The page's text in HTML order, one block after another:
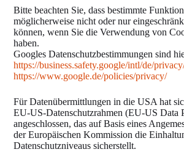
Bitte beachten Sie, dass bestimmte
möglicherweise nicht oder nur
können, wenn Sie die Verwendung von
haben.
Googles Datenschutzbestimmungen sind
https://business.safety.google/intl/de/privacy
https://www.google.de/policies/privacy/
Für Datenübermittlungen in die USA hat
EU-US-Datenschutzrahmen (EU-US Data
angeschlossen, das auf Basis eines
der Europäischen Kommission die
Datenschutzniveaus sicherstellt.